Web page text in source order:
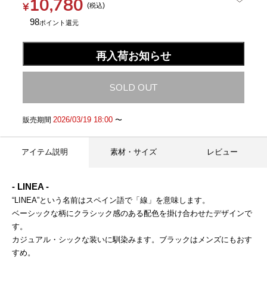
¥10,780 税込
98
再入荷お知らせ
SOLD OUT
販売期間 2026/03/19 18:00〜
アイテム説明 素材・サイズ レビュー
- LINEA -
“LINEA”という名前はスペイン語で「線」を意味します。
ベーシックな柄にクラシック感のある配色を掛け合わせたデザインで
す。
カジュアル・シックな装いに馴染みます。ブラックはメンズにもおす
すめ。